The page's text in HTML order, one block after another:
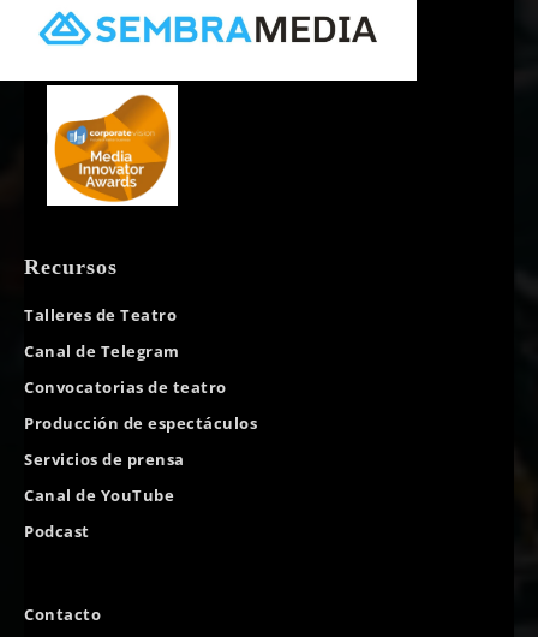
Recursos
Talleres de Teatro
Canal de Telegram
Convocatorias de teatro
Producción de espectáculos
Servicios de prensa
Canal de YouTube
Podcast
Contacto